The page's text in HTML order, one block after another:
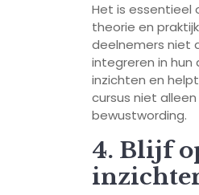
Het is essentieel
theorie en
deelnemers niet
integreren in
inzichten en
cursus niet
bewustwording.
4. Blijf